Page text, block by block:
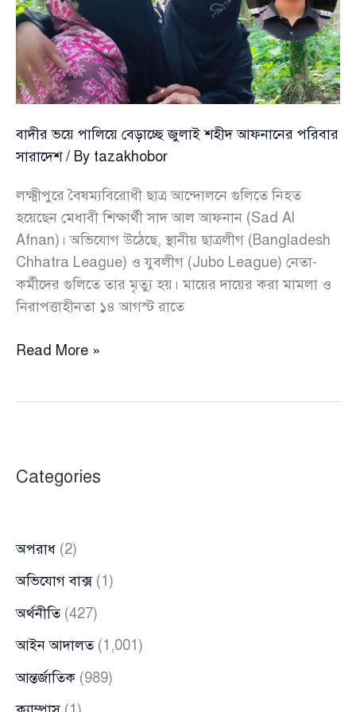
বাদীর ভয়ে পালিয়ে বেড়াচ্ছে জুলাই শহীদ আফনানের পরিবার
সারাদেশ/ By tazakhobor
লক্ষ্মীপুরে বৈষম্যবিরোধী ছাত্র আন্দোলনে গুলিতে নিহত
হয়েছেন মেধাবী শিক্ষার্থী সাদ আল আফনান (Sad Al
Afnan)। অভিযোগ উঠেছে, স্থানীয় ছাত্রলীগ (Bangladesh
Chhatra League) ও যুবলীগ (Jubo League) নেতা-
কর্মীদের গুলিতে তার মৃত্যু হয়। মায়ের দায়ের করা মামলা ও
নিরাপত্তাহীনতা ১৪ আগস্ট রাতে
বাদীর
আফনানের
Read More »
Categories
অপরাধ (2)
অভিযোগ বাক্স(1)
অর্থনীতি(427)
আইন আদালত(1,001)
আন্তর্জাতিক (989)